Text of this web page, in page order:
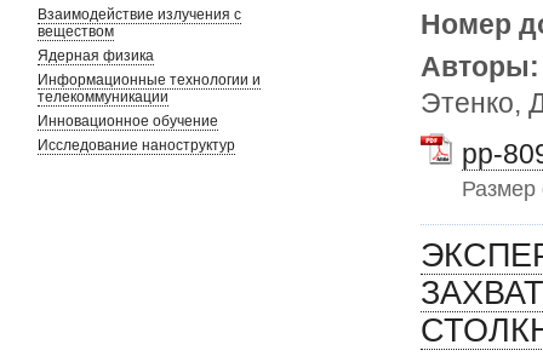
Взаимодействие излучения с
веществом
Ядерная физика
Информационные технологии и
телекоммуникации
Инновационное обучение
Исследование наноструктур
Номер
Этенко,
pp-